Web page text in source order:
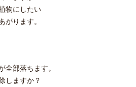
物にしたい
ります。
部落ちます。
しますか？